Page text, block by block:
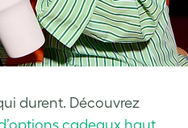
durent. Découvrez
cadeaux haut